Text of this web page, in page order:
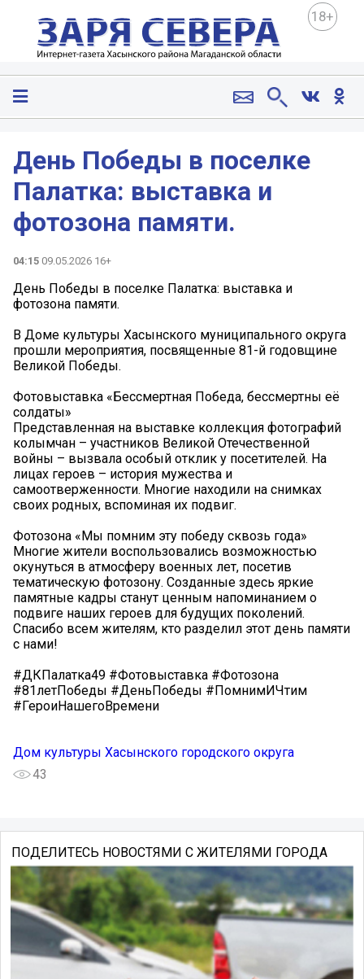
18+
День Победы в поселке
Палатка: выставка и
фотозона памяти.
04:15 09.05.2026 16+
День Победы в поселке Палатка: выставка и
фотозона памяти.
️В Доме культуры Хасынского муниципального округа
прошли мероприятия, посвященные 81-й годовщине
Великой Победы.
Фотовыставка «Бессмертная Победа, бессмертны её
солдаты»
Представленная на выставке коллекция фотографий
колымчан – участников Великой Отечественной
войны – вызвала особый отклик у посетителей. На
лицах героев – история мужества и
самоотверженности. Многие находили на снимках
своих родных, вспоминая их подвиг.
Фотозона «Мы помним эту победу сквозь года»
Многие жители воспользовались возможностью
окунуться в атмосферу военных лет, посетив
тематическую фотозону. Созданные здесь яркие
памятные кадры станут ценным напоминанием о
подвиге наших героев для будущих поколений.
Спасибо всем жителям, кто разделил этот день памяти
с нами!
#ДКПалатка49 #Фотовыставка #Фотозона
#81летПобеды #ДеньПобеды #ПомнимИЧтим
#ГероиНашегоВремени
Дом культуры Хасынского городского округа
43
ПОДЕЛИТЕСЬ НОВОСТЯМИ С ЖИТЕЛЯМИ ГОРОДА